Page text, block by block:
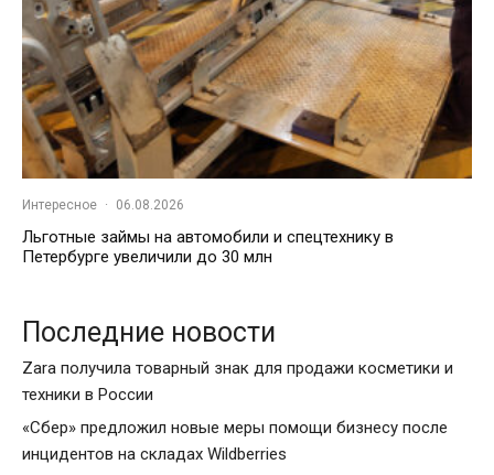
Интересное · 06.08.2026
Льготные займы на автомобили и спецтехнику в
Петербурге увеличили до 30 млн
Последние новости
Zara получила товарный знак для продажи косметики и
техники в России
«Сбер» предложил новые меры помощи бизнесу после
инцидентов на складах Wildberries